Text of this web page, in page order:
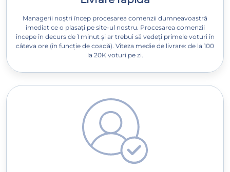
Managerii noștri încep procesarea comenzii dumneavoastră
imediat ce o plasați pe site-ul nostru. Procesarea comenzii
începe în decurs de 1 minut și ar trebui să vedeți primele voturi în
câteva ore (în funcție de coadă). Viteza medie de livrare: de la 100
la 20K voturi pe zi.